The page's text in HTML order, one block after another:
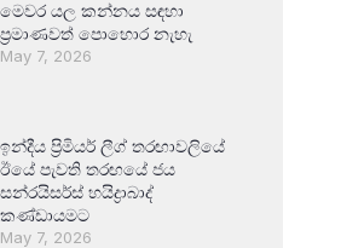
මෙවර යල කන්නය සඳහා
ප්‍රමාණවත් පොහොර නැහැ
May 7, 2026
ඉන්දීය ප්‍රිමියර් ලීග් තරඟාවලියේ
ඊයේ පැවති තරඟයේ ජය
සන්රයිසර්ස් හයිද්‍රාබාද්
කණ්ඩායමට
May 7, 2026